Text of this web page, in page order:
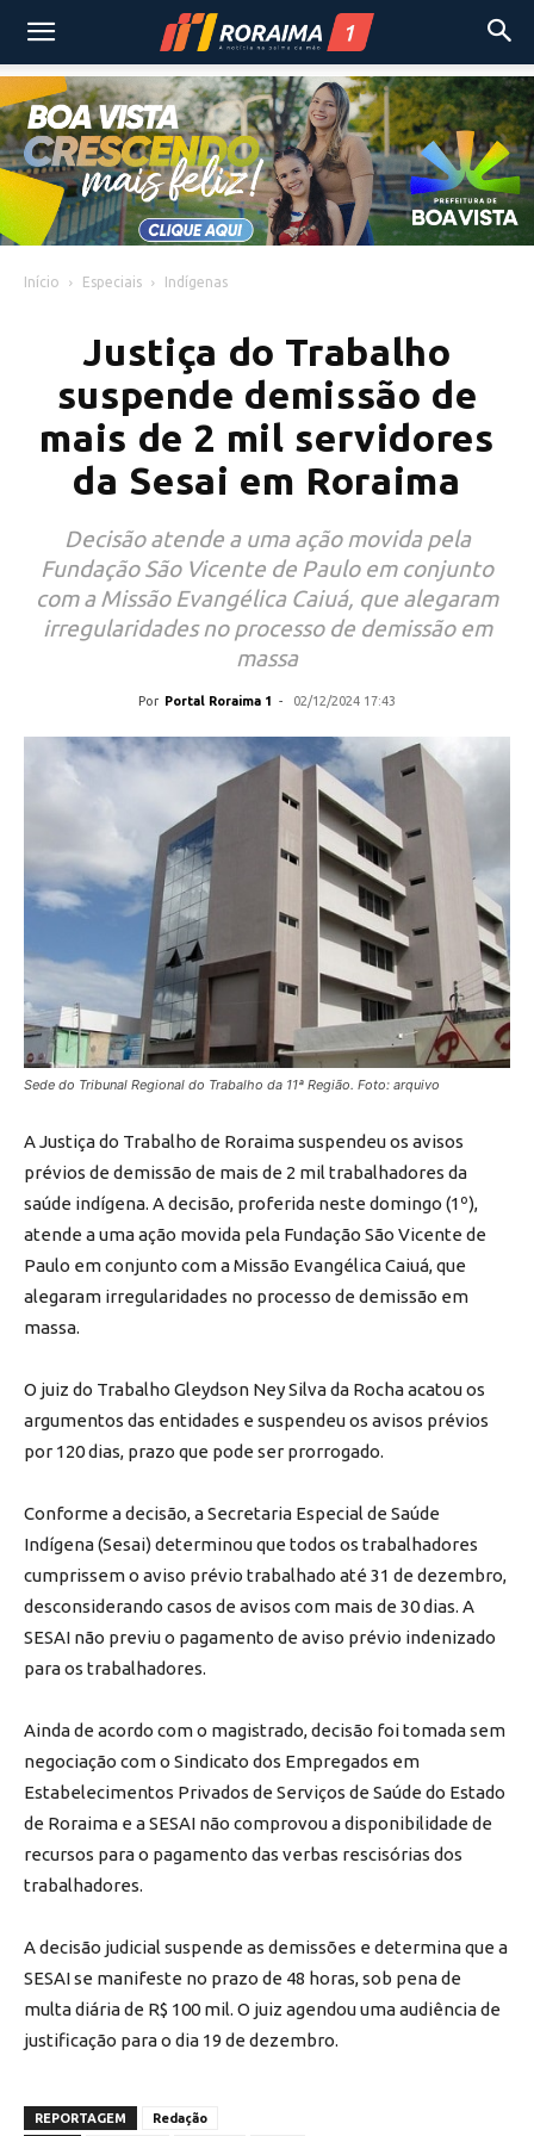
Início Especiais Indígenas
Justiça do Trabalho
suspende demissão de
mais de 2 mil servidores
da Sesai em Roraima
Decisão atende a uma ação movida pela
Fundação São Vicente de Paulo em conjunto
com a Missão Evangélica Caiuá, que alegaram
irregularidades no processo de demissão em
massa
Por Portal Roraima 1 - 02/12/2024 17:43
Sede do Tribunal Regional do Trabalho da 11ª Região. Foto: arquivo
A Justiça do Trabalho de Roraima suspendeu os avisos
prévios de demissão de mais de 2 mil trabalhadores da
saúde indígena. A decisão, proferida neste domingo (1º),
atende a uma ação movida pela Fundação São Vicente de
Paulo em conjunto com a Missão Evangélica Caiuá, que
alegaram irregularidades no processo de demissão em
massa.
O juiz do Trabalho Gleydson Ney Silva da Rocha acatou os
argumentos das entidades e suspendeu os avisos prévios
por 120 dias, prazo que pode ser prorrogado.
Conforme a decisão, a Secretaria Especial de Saúde
Indígena (Sesai) determinou que todos os trabalhadores
cumprissem o aviso prévio trabalhado até 31 de dezembro,
desconsiderando casos de avisos com mais de 30 dias. A
SESAI não previu o pagamento de aviso prévio indenizado
para os trabalhadores.
Ainda de acordo com o magistrado, decisão foi tomada sem
negociação com o Sindicato dos Empregados em
Estabelecimentos Privados de Serviços de Saúde do Estado
de Roraima e a SESAI não comprovou a disponibilidade de
recursos para o pagamento das verbas rescisórias dos
trabalhadores.
A decisão judicial suspende as demissões e determina que a
SESAI se manifeste no prazo de 48 horas, sob pena de
multa diária de R$ 100 mil. O juiz agendou uma audiência de
justificação para o dia 19 de dezembro.
REPORTAGEM Redação